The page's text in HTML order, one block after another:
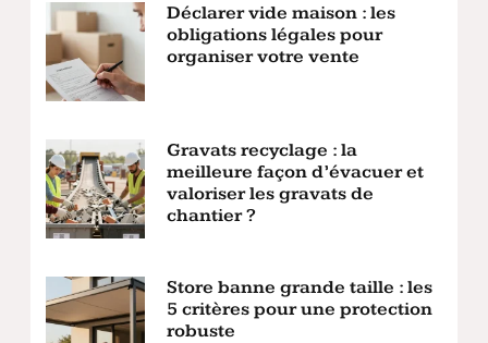
Déclarer vide maison : les
obligations légales pour
organiser votre vente
Gravats recyclage : la
meilleure façon d’évacuer et
valoriser les gravats de
chantier ?
Store banne grande taille : les
5 critères pour une protection
robuste